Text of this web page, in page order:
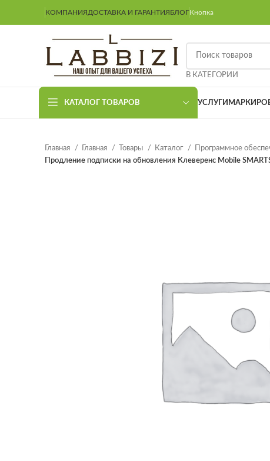
КОМПАНИЯДОСТАВКА И ГАРАНТИЯБЛОГКнопка
В КАТЕГОРИИ
КАТАЛОГ ТОВАРОВ УСЛУГИ
Главная Главная Товары Каталог
Программное
Продление подписки на обновления Клеверенс Mobile